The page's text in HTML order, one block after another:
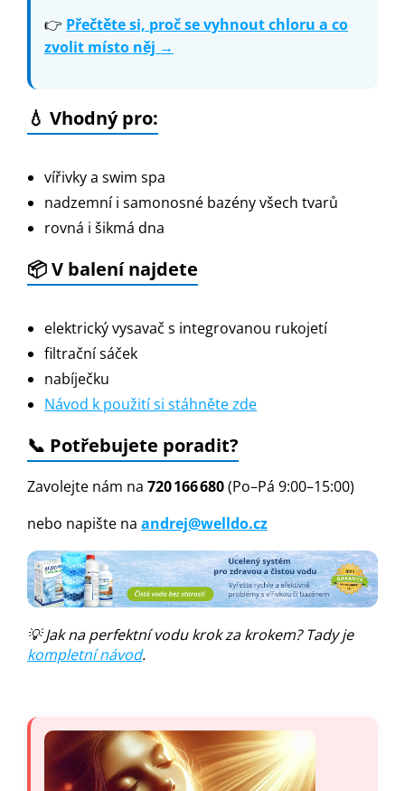
👉 Přečtěte si, proč se vyhnout chloru a co
zvolit místo něj →
💧 Vhodný pro:
vířivky a swim spa
nadzemní i samonosné bazény všech tvarů
rovná i šikmá dna
📦 V balení najdete
elektrický vysavač s integrovanou rukojetí
filtrační sáček
nabíječku
Návod k použití si stáhněte zde
📞 Potřebujete poradit?
Zavolejte nám na 720 166 680(Po–Pá 9:00–15:00)
nebo napište na andrej@welldo.cz
💡 Jak na perfektní vodu krok za krokem? Tady je
kompletní návod.